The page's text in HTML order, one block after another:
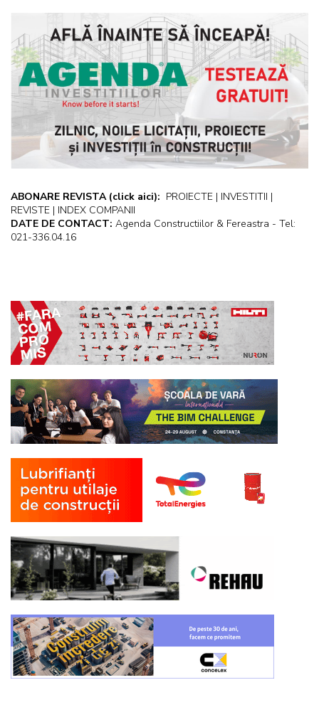
ABONARE REVISTA (click aici): PROIECTE | INVESTITII |
REVISTE | INDEX COMPANII
DATE DE CONTACT: Agenda Constructiilor & Fereastra - Tel:
021-336.04.16